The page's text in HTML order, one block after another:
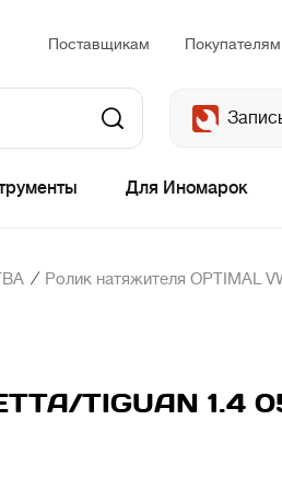
Поставщикам Покупателям
Для Иномарок
/ Ролик натяжителя OPTIMAL
TIGUAN 1.4